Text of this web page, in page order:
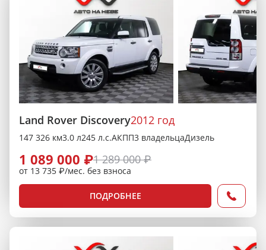
Land Rover Discovery2012 год
147 326 км3.0 л245 л.с.АКПП3 владельцаДизель
1 089 000 ₽1 289 000 ₽
от 13 735 ₽/мес. без взноса
ПОДРОБНЕЕ